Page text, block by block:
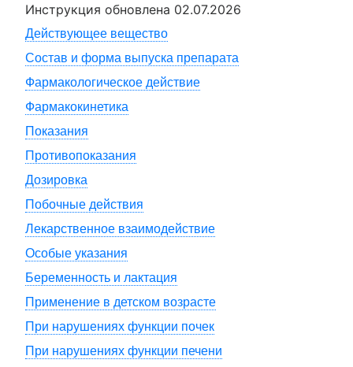
Инструкция обновлена 02.07.2026
Действующее вещество
Состав и форма выпуска препарата
Фармакологическое действие
Фармакокинетика
Показания
Противопоказания
Дозировка
Побочные действия
Лекарственное взаимодействие
Особые указания
Беременность и лактация
Применение в детском возрасте
При нарушениях функции почек
При нарушениях функции печени